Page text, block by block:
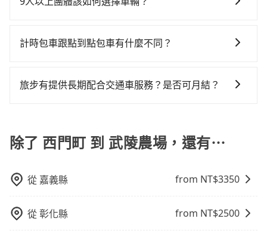
tripool！如果你是三人以下要乘車，也可參考tripool的
會遇到明明已經預約了時間但上一位用戶卻遲遲尚未歸
雖然路邊隨租隨還看似方便，但實際使用時還是有其區
KKDAY、KLOOK、叫車吧等。tripool旅步專注在長程
效的車輛調度能力，能以市價7~8折提供專車到府服務，
9人以上之廂型車，其實屬違法。在現行法律下，營業小
中型巴士或大型遊覽車。非法改裝的車輛，不僅與車輛
給賭上。通常人數沒有超過10位，建議預約一台九人座
台中巴比較方便。但也有例外，比方說有些山區或路段
是禁止大客車通行的，建議在預定時最好先與車行或平
計時包車跟點到點包車有什麼不同？
不同之處： 計時包車：計時包車是按照用車時間來計
等。 點到點包車：點到點包車是按照里程和目的地來計
費，客戶可以預先告知出發地點A到目的地B，會根據路
個城市到另一個城市的長途包車。
旅步有提供長期配合交通車服務？是否可月結？
覆您的需求，並確認是否能安排符合您需求的用車服
務。
除了 西門町 到 武陵農場，還有⋯
從 嘉義縣 from NT$3350
從彰化縣 from NT$2500